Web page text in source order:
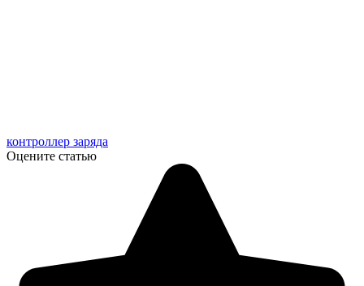
контроллер заряда
Оцените статью